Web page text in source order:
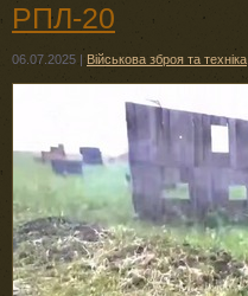
РПЛ-20
06.07.2025 | Військова зброя та техніка